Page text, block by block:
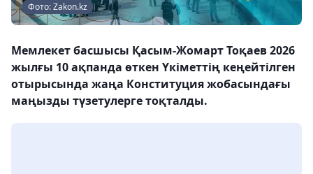
Фото: Zakon.kz
Мемлекет басшысы Қасым-Жомарт Тоқаев 2026
жылғы 10 ақпанда өткен Үкіметтің кеңейтілген
отырысында жаңа Конституция жобасындағы
маңызды түзетулерге тоқталды.